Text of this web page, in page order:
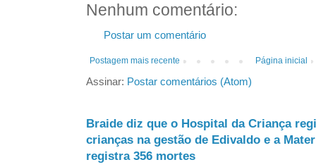
Nenhum comentário:
Postar um comentário
Postagem mais recente Página inicial
Assinar: Postar comentários (Atom)
Braide diz que o Hospital da Criança
crianças na gestão de Edivaldo e a
registra 356 mortes